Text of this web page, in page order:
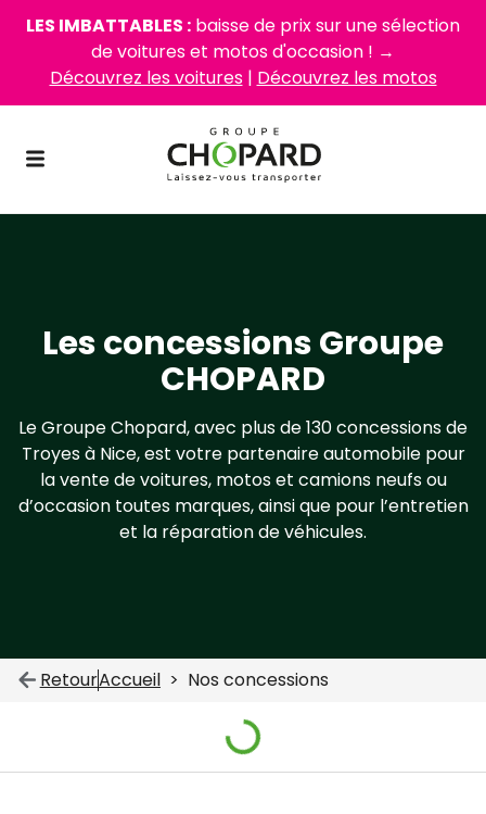
LES IMBATTABLES : baisse de prix sur une sélection
de voitures et motos d'occasion ! →
Découvrez les voitures| Découvrez les motos
Les concessions Groupe
CHOPARD
Le Groupe Chopard, avec plus de 130 concessions de
Troyes à Nice, est votre partenaire automobile pour
la vente de voitures, motos et camions neufs ou
d’occasion toutes marques, ainsi que pour l’entretien
et la réparation de véhicules.
RetourAccueil Nos concessions